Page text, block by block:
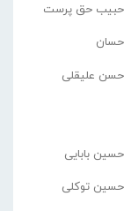
حبیب حق پرست
حسان
حسن علیقلی
حسین بابایی
حسین توکلی